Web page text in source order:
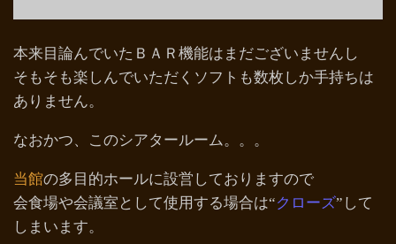
本来目論んでいたＢＡＲ機能はまだございませんし
そもそも楽しんでいただくソフトも数枚しか手持ちは
ありません。
なおかつ、このシアタールーム。。。
当館の多目的ホールに設営しておりますので
会食場や会議室として使用する場合は“クローズ”して
しまいます。